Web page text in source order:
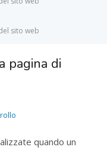
sito web
pagina di
quando un